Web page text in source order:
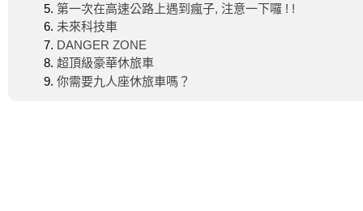
第一次在高速公路上遇到瘋子, 注意一下囉 ! !
未來科技車
DANGER ZONE
超頂級豪華休旅車
你需要九人座休旅車嗎？